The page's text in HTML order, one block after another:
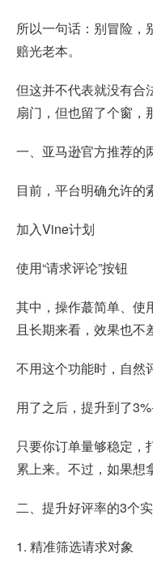
所以一句话：别冒险，
赔光老本。
但这并不代表就没有
扇门，但也留了个窗，
一、亚马逊官方推荐的
目前，平台明确允许的
加入Vine计划
使用“请求评论”按钮
其中，操作蕞简单、使
且长期来看，效果也
不用这个功能时，自然
用了之后，提升到了
只要你订单量够稳定，
累上来。不过，如果想
二、提升好评率的3个
1. 精准筛选请求对象